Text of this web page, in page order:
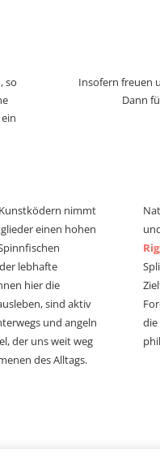
so
Insofern freuen
Dann
nimmt
einen hohen
lebhafte
hier die
sind aktiv
und angeln
der uns weit weg
des Alltags.
Rig
die